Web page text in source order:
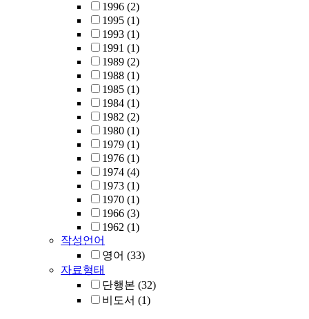
1996 (2)
1995 (1)
1993 (1)
1991 (1)
1989 (2)
1988 (1)
1985 (1)
1984 (1)
1982 (2)
1980 (1)
1979 (1)
1976 (1)
1974 (4)
1973 (1)
1970 (1)
1966 (3)
1962 (1)
작성언어
영어 (33)
자료형태
단행본 (32)
비도서 (1)